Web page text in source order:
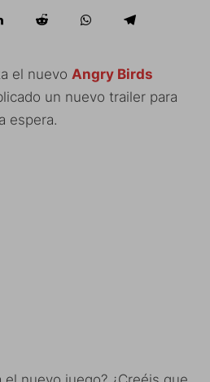
el nuevo Angry Birds
un nuevo trailer para
espera.